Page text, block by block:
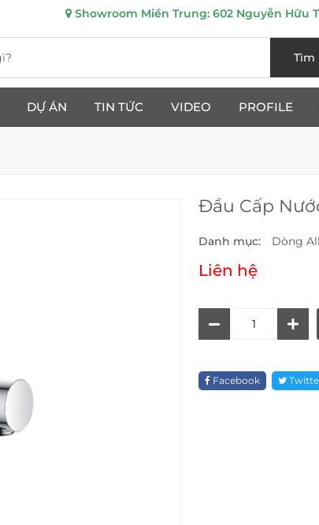
Showroom Miền Trung: 602 Nguyễn Hữu
Tìm
DỰ ÁN TIN TỨC VIDEO PROFILE
Đầu Cấp
Danh mục: Dòng
Liên hệ
F
18852
Facebook